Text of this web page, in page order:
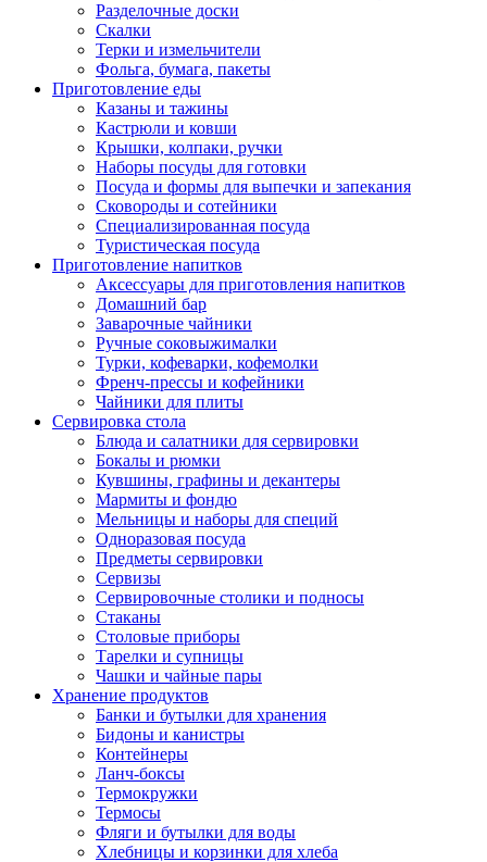
Разделочные доски
Скалки
Терки и измельчители
Фольга, бумага, пакеты
Приготовление еды
Казаны и тажины
Кастрюли и ковши
Крышки, колпаки, ручки
Наборы посуды для готовки
Посуда и формы для выпечки и запекания
Сковороды и сотейники
Специализированная посуда
Туристическая посуда
Приготовление напитков
Аксессуары для приготовления напитков
Домашний бар
Заварочные чайники
Ручные соковыжималки
Турки, кофеварки, кофемолки
Френч-прессы и кофейники
Чайники для плиты
Сервировка стола
Блюда и салатники для сервировки
Бокалы и рюмки
Кувшины, графины и декантеры
Мармиты и фондю
Мельницы и наборы для специй
Одноразовая посуда
Предметы сервировки
Сервизы
Сервировочные столики и подносы
Стаканы
Столовые приборы
Тарелки и супницы
Чашки и чайные пары
Хранение продуктов
Банки и бутылки для хранения
Бидоны и канистры
Контейнеры
Ланч-боксы
Термокружки
Термосы
Фляги и бутылки для воды
Хлебницы и корзинки для хлеба